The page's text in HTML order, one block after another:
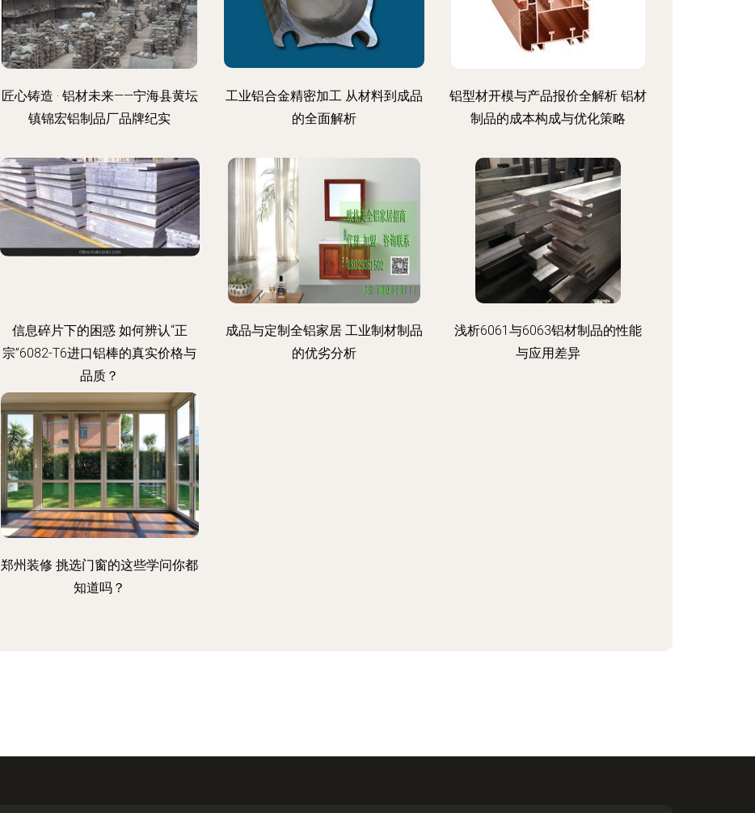
匠心铸造 · 铝材未来——宁海县黄坛
镇锦宏铝制品厂品牌纪实
工业铝合金精密加工 从材料到成品
的全面解析
铝型材开模与产品报价全解析 铝材
制品的成本构成与优化策略
信息碎片下的困惑 如何辨认“正
宗”6082-T6进口铝棒的真实价格与
品质？
成品与定制全铝家居 工业制材制品
的优劣分析
浅析6061与6063铝材制品的性能
与应用差异
郑州装修 挑选门窗的这些学问你都
知道吗？